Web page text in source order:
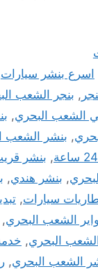
اسرع بنشر سيارات
, بنجر الشعب
الشعب البحري,
, بنشر الشعب
, بنشر
, بنشر هندي,
سيارات,
الشعب البحري,
البحري,
الشعب البحري,